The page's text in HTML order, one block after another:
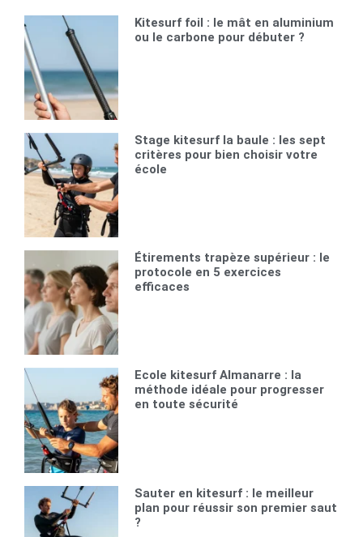
Kitesurf foil : le mât en aluminium
ou le carbone pour débuter ?
Stage kitesurf la baule : les sept
critères pour bien choisir votre
école
Étirements trapèze supérieur : le
protocole en 5 exercices
efficaces
Ecole kitesurf Almanarre : la
méthode idéale pour progresser
en toute sécurité
Sauter en kitesurf : le meilleur
plan pour réussir son premier saut
?